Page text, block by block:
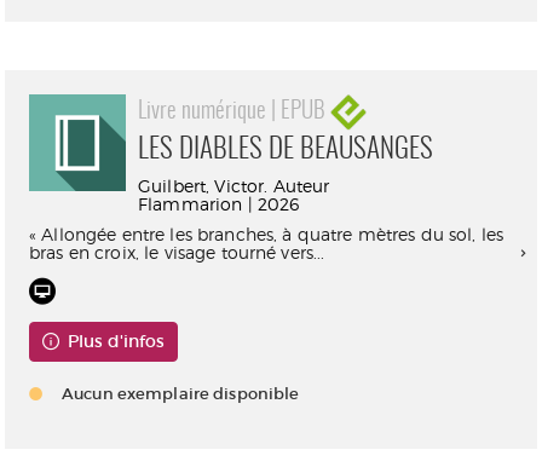
Livre numérique | EPUB
LES DIABLES DE BEAUSANGES
Guilbert, Victor. Auteur
Flammarion | 2026
« Allongée entre les branches, à quatre mètres du sol, les
bras en croix, le visage tourné vers...
Plus d'infos
Aucun exemplaire disponible